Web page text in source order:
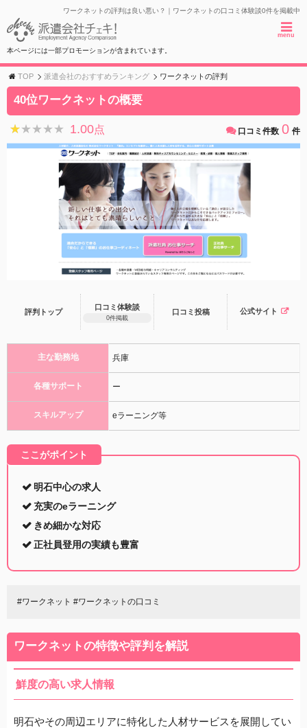
ワークネットの評判は良い悪い？｜ワークネットの口コミ体験談0件を掲載中
menu
本ページには一部プロモーションが含まれています。
TOP 派遣会社のおすすめランキング ワークネットの評判
40位ワークネットの概要
★★★★★
★★★★★ 1.00点 口コミ件数 0 件
評判トップ
口コミ体験談
0件掲載
口コミ 投稿 公式サイト
主な勤務地 兵庫
各種サポート ー
スキルアップ eラーニング等
ここがポイント
明石中心の求人
充実のeラーニング
きめ細かな対応
正社員登用の実績も豊富
#ワークネット #ワークネットの口コミ
ワークネットの特徴や評判を解説
鮮度の高い求人情報
明石やその周辺エリアに特化した人材サービスを展開してい